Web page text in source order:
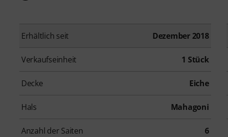
Erhältlich seit Dezember 2018
Verkaufseinheit 1 Stück
Decke Eiche
Hals Mahagoni
Anzahl der Saiten 6